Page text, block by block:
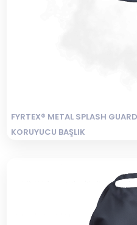
FYRTEX® METAL SPLASH
KORUYUCU BAŞLIK